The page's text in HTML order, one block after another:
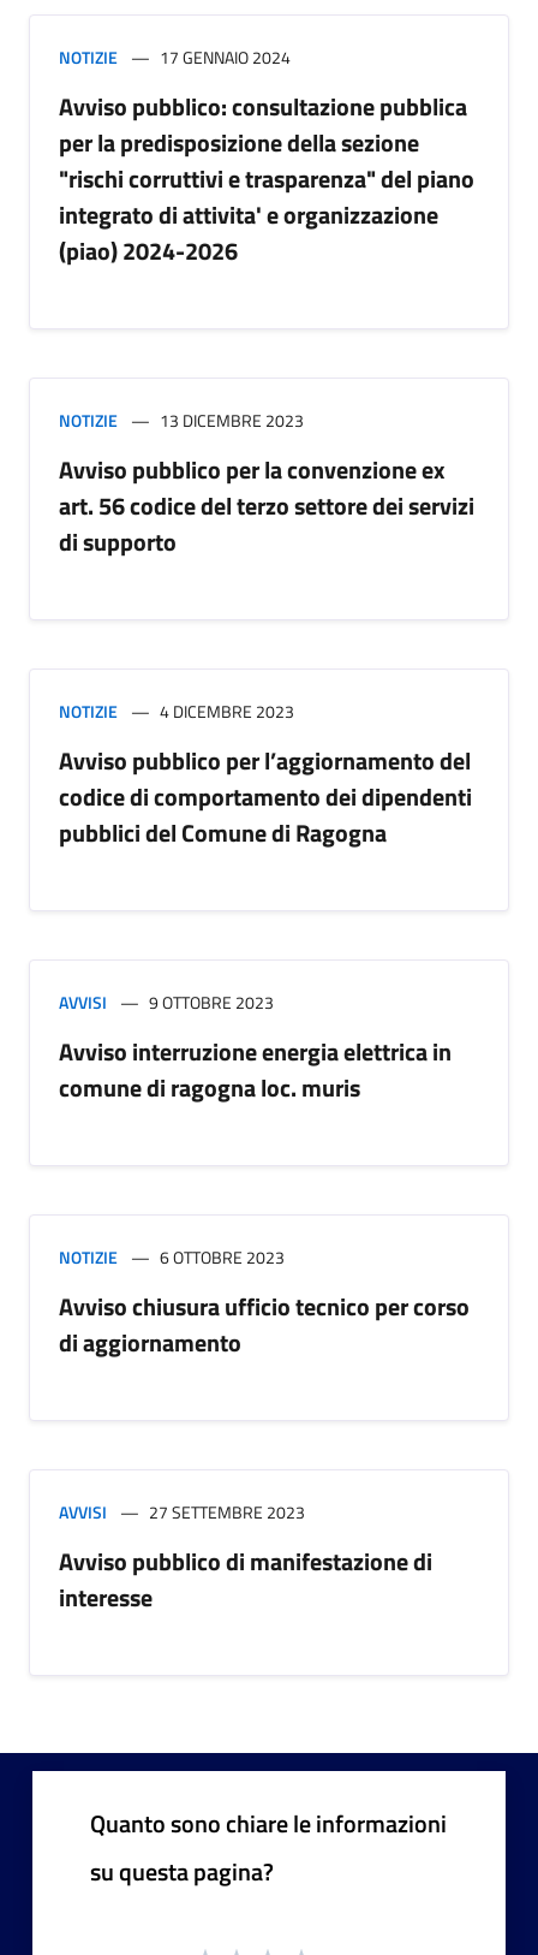
NOTIZIE 17 GENNAIO 2024
Avviso pubblico: consultazione pubblica
per la predisposizione della sezione
"rischi corruttivi e trasparenza" del piano
integrato di attivita' e organizzazione
(piao) 2024-2026
NOTIZIE 13 DICEMBRE 2023
Avviso pubblico per la convenzione ex
art. 56 codice del terzo settore dei servizi
di supporto
NOTIZIE 4 DICEMBRE 2023
Avviso pubblico per l’aggiornamento del
codice di comportamento dei dipendenti
pubblici del Comune di Ragogna
AVVISI 9 OTTOBRE 2023
Avviso interruzione energia elettrica in
comune di ragogna loc. muris
NOTIZIE 6 OTTOBRE 2023
Avviso chiusura ufficio tecnico per corso
di aggiornamento
AVVISI 27 SETTEMBRE 2023
Avviso pubblico di manifestazione di
interesse
Quanto sono chiare le informazioni
su questa pagina?